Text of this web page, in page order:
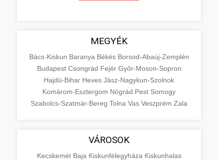
MEGYÉK
Bács-Kiskun Baranya Békés Borsod-Abaúj-Zemplén
Budapest Csongrád Fejér Győr-Moson-Sopron
Hajdú-Bihar Heves Jász-Nagykun-Szolnok
Komárom-Esztergom Nógrád Pest Somogy
Szabolcs-Szatmár-Bereg Tolna Vas Veszprém Zala
VÁROSOK
Kecskemét Baja Kiskunfélegyháza Kiskunhalas